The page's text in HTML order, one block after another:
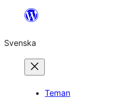
Hoppa
innehåll
Svenska
Teman